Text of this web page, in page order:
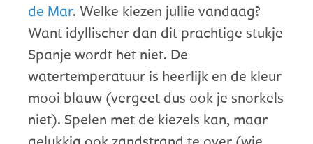
de Mar. Welke kiezen jullie vandaag?
Want idyllischer dan dit prachtige stukje
Spanje wordt het niet. De
watertemperatuur is heerlijk en de kleur
mooi blauw (vergeet dus ook je snorkels
niet). Spelen met de kiezels kan, maar